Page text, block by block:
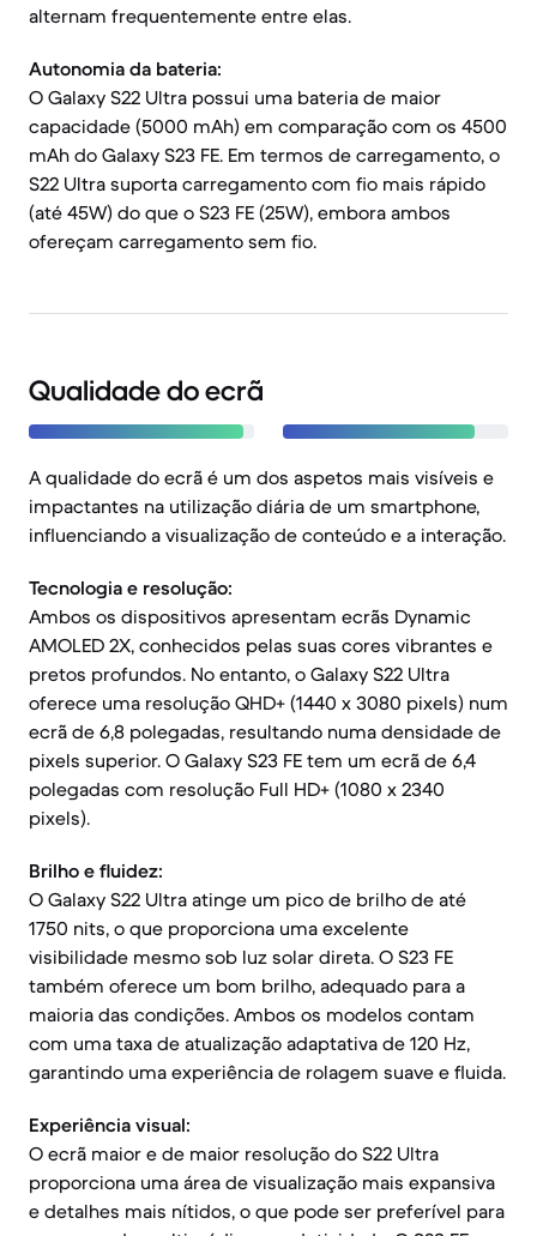
alternam frequentemente entre elas.
Autonomia da bateria:
O Galaxy S22 Ultra possui uma bateria de maior
capacidade (5000 mAh) em comparação com os 4500
mAh do Galaxy S23 FE. Em termos de carregamento, o
S22 Ultra suporta carregamento com fio mais rápido
(até 45W) do que o S23 FE (25W), embora ambos
ofereçam carregamento sem fio.
Qualidade do ecrã
A qualidade do ecrã é um dos aspetos mais visíveis e
impactantes na utilização diária de um smartphone,
influenciando a visualização de conteúdo e a interação.
Tecnologia e resolução:
Ambos os dispositivos apresentam ecrãs Dynamic
AMOLED 2X, conhecidos pelas suas cores vibrantes e
pretos profundos. No entanto, o Galaxy S22 Ultra
oferece uma resolução QHD+ (1440 x 3080 pixels) num
ecrã de 6,8 polegadas, resultando numa densidade de
pixels superior. O Galaxy S23 FE tem um ecrã de 6,4
polegadas com resolução Full HD+ (1080 x 2340
pixels).
Brilho e fluidez:
O Galaxy S22 Ultra atinge um pico de brilho de até
1750 nits, o que proporciona uma excelente
visibilidade mesmo sob luz solar direta. O S23 FE
também oferece um bom brilho, adequado para a
maioria das condições. Ambos os modelos contam
com uma taxa de atualização adaptativa de 120 Hz,
garantindo uma experiência de rolagem suave e fluida.
Experiência visual:
O ecrã maior e de maior resolução do S22 Ultra
proporciona uma área de visualização mais expansiva
e detalhes mais nítidos, o que pode ser preferível para